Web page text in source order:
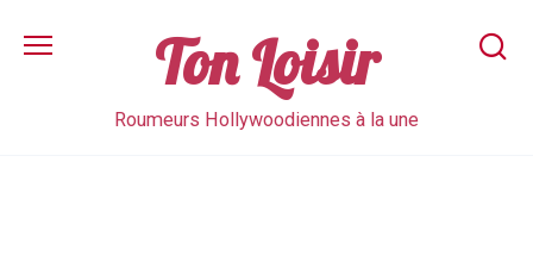
content
Ton Loisir
Roumeurs Hollywoodiennes à la une